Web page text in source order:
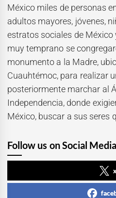
México miles de personas
adultos mayores, jóvenes,
estratos sociales de México
muy temprano se
monumento a la Madre,
Cuauhtémoc, para realizar
posteriormente marchar al
Independencia, donde
México, buscar a sus seres
Follow us on Social Media